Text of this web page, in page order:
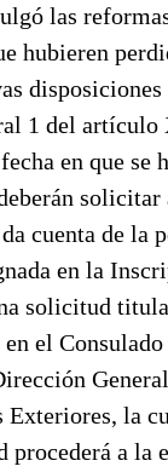
las
hubieren
1 del
en que se
cuenta de la
en la
solicitud
el
la
procederá a